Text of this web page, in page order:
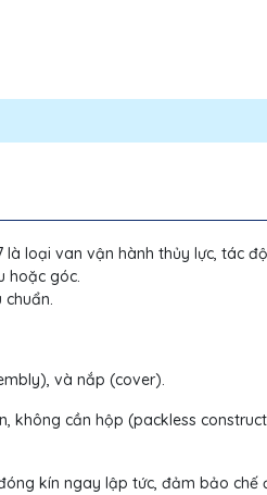
là loại van vận hành thủy lực, tác
hoặc góc.
và nắp (cover).
không cần hộp (packless
kín ngay lập tức, đảm bảo chế